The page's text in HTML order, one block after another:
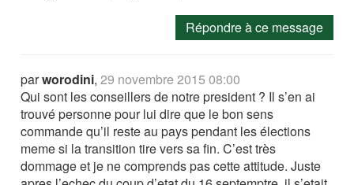
Répondre à ce message
parworodini,29 novembre 2015 08:00
Qui sont les conseillers de notre president ? Il s’en ai
trouvé personne pour lui dire que le bon sens
commande qu’il reste au pays pendant les élections
meme si la transition tire vers sa fin. C’est très
dommage et je ne comprends pas cette attitude. Juste